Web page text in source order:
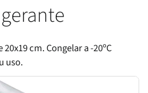
cm. Congelar a -20ºC
uso.